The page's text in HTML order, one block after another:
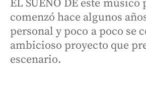
EL SUEÑO DE este músico
comenzó hace algunos
personal y poco a poco se
ambicioso proyecto que
escenario.